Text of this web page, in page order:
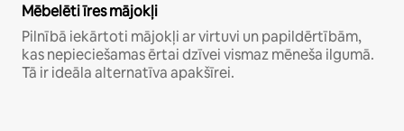
Mēbelēti īres mājokļi
Pilnībā iekārtoti mājokļi ar virtuvi un papildērtībām,
kas nepieciešamas ērtai dzīvei vismaz mēneša ilgumā.
Tā ir ideāla alternatīva apakšīrei.